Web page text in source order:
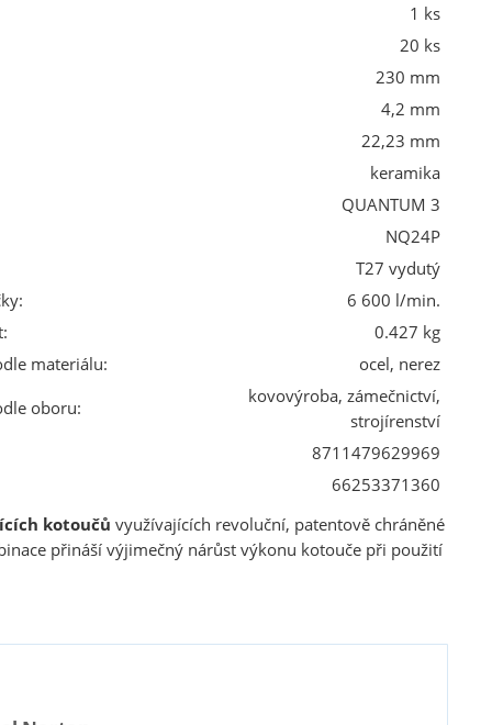
1 ks
20 ks
230 mm
4,2 mm
22,23 mm
keramika
QUANTUM 3
NQ24P
T27 vydutý
6 600 l/min.
0.427 kg
materiálu:
ocel, nerez
oboru:
kovovýroba, zámečnictví,
strojírenství
8711479629969
66253371360
kotoučů využívajících revoluční, patentově chráněné
přináší výjimečný nárůst výkonu kotouče při použití